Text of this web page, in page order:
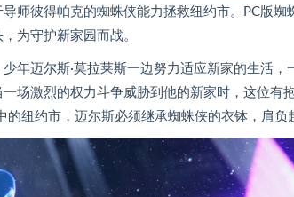
师彼得帕克的蜘蛛侠能力拯救纽约市。PC版蜘
为守护新家园而战。
年迈尔斯·莫拉莱斯一边努力适应新家的生活，
场激烈的权力斗争威胁到他的新家时，这位有
的纽约市，迈尔斯必须继承蜘蛛侠的衣钵，肩负